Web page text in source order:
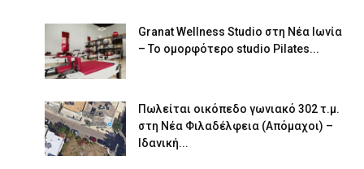
Granat Wellness Studio στη Νέα Ιωνία
– Το ομορφότερο studio Pilates...
Πωλείται οικόπεδο γωνιακό 302 τ.μ.
στη Νέα Φιλαδέλφεια (Απόμαχοι) –
Ιδανική...